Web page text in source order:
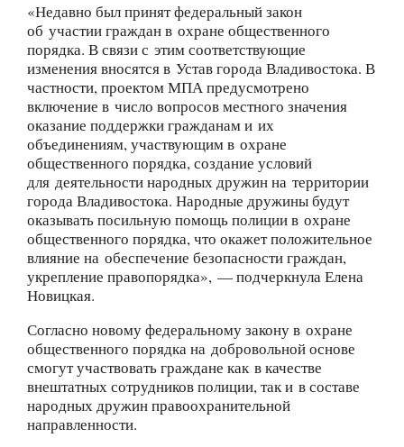
«Недавно был принят федеральный закон
об участии граждан в охране общественного
порядка. В связи с этим соответствующие
изменения вносятся в Устав города Владивостока. В
частности, проектом МПА предусмотрено
включение в число вопросов местного значения
оказание поддержки гражданам и их
объединениям, участвующим в охране
общественного порядка, создание условий
для деятельности народных дружин на территории
города Владивостока. Народные дружины будут
оказывать посильную помощь полиции в охране
общественного порядка, что окажет положительное
влияние на обеспечение безопасности граждан,
укрепление правопорядка», — подчеркнула Елена
Новицкая.
Согласно новому федеральному закону в охране
общественного порядка на добровольной основе
смогут участвовать граждане как в качестве
внештатных сотрудников полиции, так и в составе
народных дружин правоохранительной
направленности.